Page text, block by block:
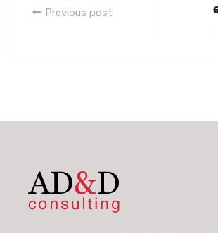
Previous post